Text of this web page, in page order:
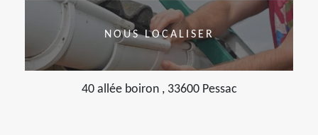
NOUS LOCALISER
40 allée boiron , 33600 Pessac